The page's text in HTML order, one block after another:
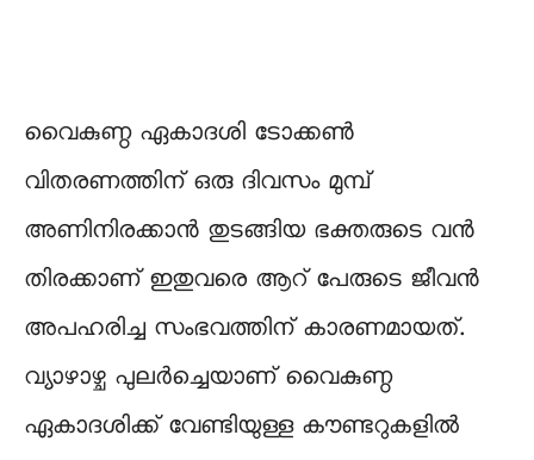
വൈകുണ്ഠ ഏകാദശി ടോക്കൺ
വിതരണത്തിന് ഒരു ദിവസം മുമ്പ്
അണിനിരക്കാൻ തുടങ്ങിയ ഭക്തരുടെ വൻ
തിരക്കാണ് ഇതുവരെ ആറ് പേരുടെ ജീവൻ
അപഹരിച്ച സംഭവത്തിന് കാരണമായത്.
വ്യാഴാഴ്ച പുലർച്ചെയാണ് വൈകുണ്ഠ
ഏകാദശിക്ക് വേണ്ടിയുള്ള കൗണ്ടറുകളിൽ